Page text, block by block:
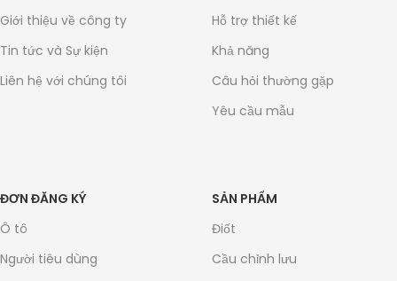
Giới thiệu về công ty
Tin tức và Sự kiện
Liên hệ với chúng tôi
Hỗ trợ thiết kế
Khả năng
Câu hỏi thường gặp
Yêu cầu mẫu
ĐƠN ĐĂNG KÝ
Ô tô
Người tiêu dùng
SẢN PHẨM
Điốt
Cầu chỉnh lưu